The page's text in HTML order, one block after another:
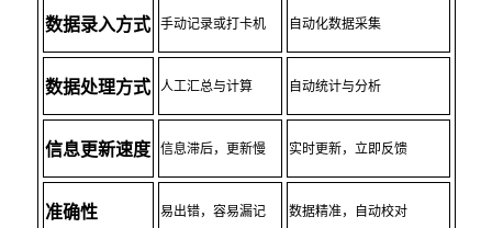
数据录入方式 手动记录或打卡机 自动化数据采集
数据处理方式 人工汇总与计算 自动统计与分析
信息更新速度 信息滞后，更新慢 实时更新，立即反馈
准确性 易出错，容易漏记 数据精准，自动校对